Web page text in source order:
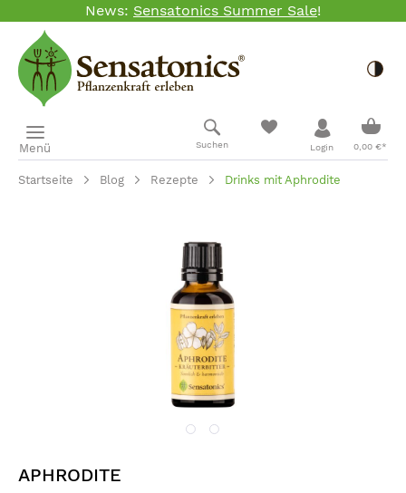
Zum Hauptinhalt springen
News: Sensatonics Summer Sale!
Menü Suchen Login 0,00 €*
Startseite Blog Rezepte Drinks mit Aphrodite
APHRODITE